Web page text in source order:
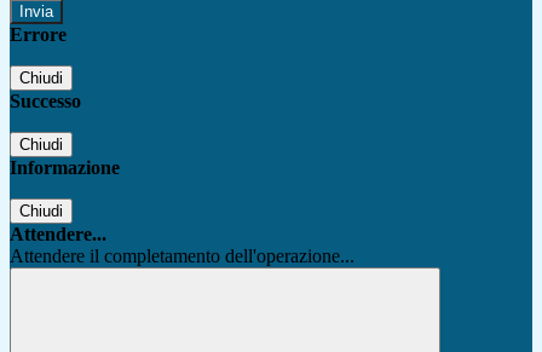
Errore
Chiudi
Successo
Chiudi
Informazione
Chiudi
Attendere...
Attendere il completamento dell'operazione...